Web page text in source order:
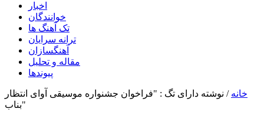
اخبار
خوانندگان
تک آهنگ ها
ترانه سرایان
آهنگسازان
مقاله و تحلیل
پیوندها
خانه / نوشته دارای تگ : "فراخوان جشنواره موسیقی آوای انتظار
بناب"